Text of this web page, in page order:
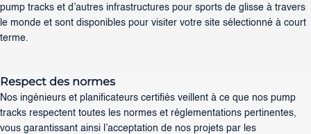
pump tracks et d’autres infrastructures pour sports de glisse à travers
le monde et sont disponibles pour visiter votre site sélectionné à court
terme.
Respect des normes
Nos ingénieurs et planificateurs certifiés veillent à ce que nos pump
tracks respectent toutes les normes et réglementations pertinentes,
vous garantissant ainsi l’acceptation de nos projets par les